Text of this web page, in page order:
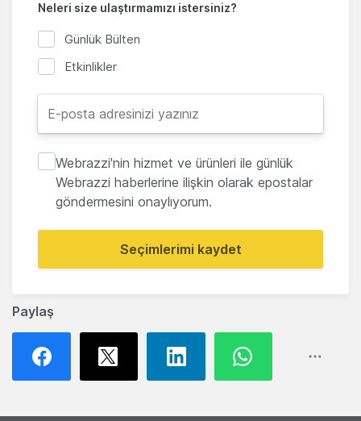
Paylaş
Neleri size ulaştırmamızı istersiniz?
Günlük Bülten
Etkinlikler
Webrazzi'nin hizmet ve ürünleri ile günlük
Webrazzi haberlerine ilişkin olarak epostalar
göndermesini onaylıyorum.
Seçimlerimi kaydet